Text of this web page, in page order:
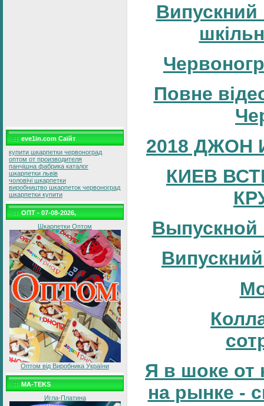
eve1in.com Саїйт
купити шкарпетки червоноград
оптом от производителя
панчішна фабрика каталог
шкарпетки львів
чоловічі шкарпетки
виробництво шкарпеток червоноград
шкарпетки купити
ОПТ - 07-08-2026,
Шкарпетки Оптом
Оптом від Виробника України
MA-TEKS
Игла-Платина
Повне
2018 ДЖОН
КИЕВ
Выпускной
Випускний
Я в шоке от
на рынке -